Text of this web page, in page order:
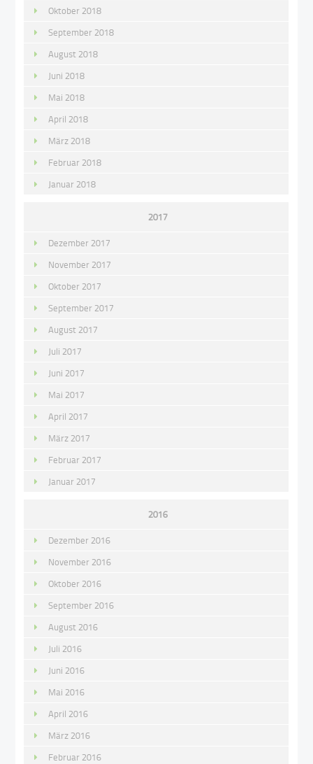
Oktober 2018
September 2018
August 2018
Juni 2018
Mai 2018
April 2018
März 2018
Februar 2018
Januar 2018
2017
Dezember 2017
November 2017
Oktober 2017
September 2017
August 2017
Juli 2017
Juni 2017
Mai 2017
April 2017
März 2017
Februar 2017
Januar 2017
2016
Dezember 2016
November 2016
Oktober 2016
September 2016
August 2016
Juli 2016
Juni 2016
Mai 2016
April 2016
März 2016
Februar 2016